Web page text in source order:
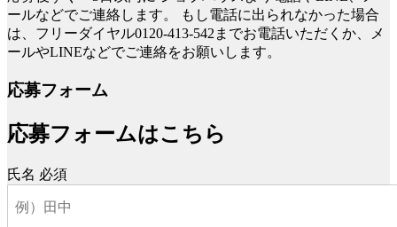
ールなどでご連絡します。
もし電話に出られなかった場合
は、フリーダイヤル0120-413-542までお電話いただくか、メ
ールやLINEなどでご連絡をお願いします。
応募フォーム
応募フォームはこちら
氏名 必須